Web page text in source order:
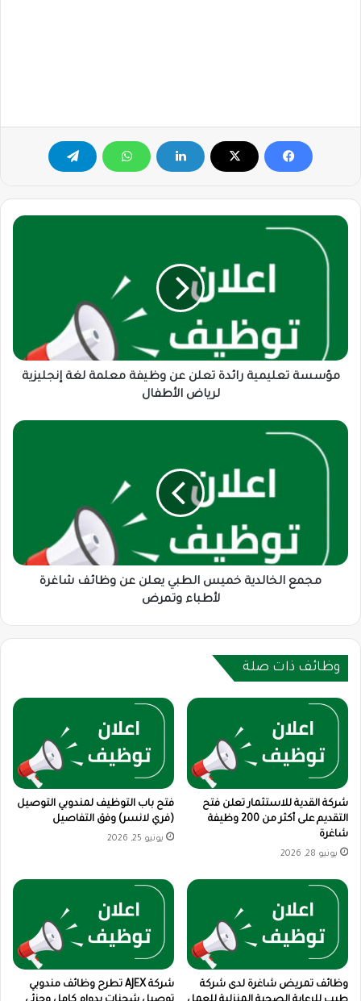
مؤسسة
تعليمية
رائدة
إنجليزية
لرياض
مؤسسة تعليمية رائدة تعلن عن وظيفة معلمة لغة إنجليزية
لرياض الأطفال
مجمع
الخالدية
خميس
لأطباء
وتمرضمجمع الخالدية خميس الطبي يعلن عن وظائف شاغرة
لأطباء وتمرض
وظائف ذات صلة
شركة القدية للاستثمار تعلن فتح
التقديم على أكثر من 200 وظيفة
شاغرة
يونيو 28, 2026
فتح باب التوظيف لمندوبي التوصيل
(فري لانسر) وفق التفاصيل
يونيو 25, 2026
وظائف تمريض شاغرة لدى شركة
شركة AJEX تطرح وظائف مندوبي